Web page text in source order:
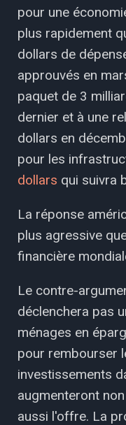
pour une
plus rapidement
dollars de
approuvés en
paquet de 3
dernier et à une
dollars en
pour les
dollars qui suivra
La réponse
plus agressive
financière
Le contre-
déclenchera pas
ménages en
pour rembourser
investissements
augmenteront
aussi l'offre. La